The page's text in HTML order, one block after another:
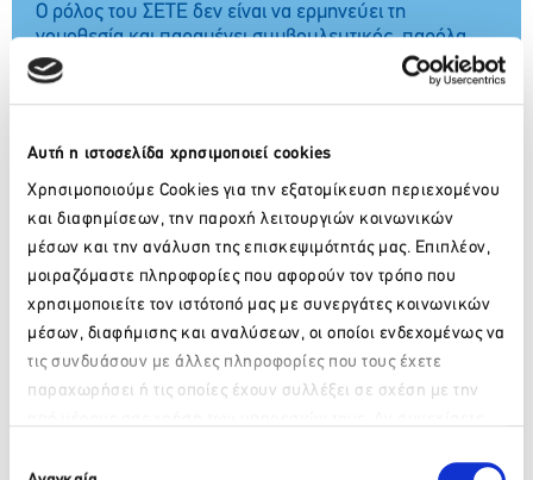
Αυτή η ιστοσελίδα χρησιμοποιεί cookies
Χρησιμοποιούμε Cookies για την εξατομίκευση περιεχομένου
και διαφημίσεων, την παροχή λειτουργιών κοινωνικών
μέσων και την ανάλυση της επισκεψιμότητάς μας. Επιπλέον,
μοιραζόμαστε πληροφορίες που αφορούν τον τρόπο που
χρησιμοποιείτε τον ιστότοπό μας με συνεργάτες κοινωνικών
μέσων, διαφήμισης και αναλύσεων, οι οποίοι ενδεχομένως να
τις συνδυάσουν με άλλες πληροφορίες που τους έχετε
παραχωρήσει ή τις οποίες έχουν συλλέξει σε σχέση με την
Ο ρόλος του ΣΕΤΕ δεν είναι να ερμηνεύει τη
νομοθεσία και παραμένει συμβουλευτικός, παρόλα
αυτά συγκεντρώνουμε από όλες τις διαθέσιμες πηγές
τη σχετική πληροφορία, την επεξεργαζόμαστε και
Θα επικαιροποιούμε* τακτικά το περιεχόμενο με
οτιδήποτε νεότερο, προκειμένου να διευκολύνουμε
επιχειρηματίες, εργαζομένους και ιδιώτες.
*τελευταία επικαιροποίηση 18.04.2022, στις 11.00
Για να δείτε τις Covid-19 ρυθμίσεις για το 2021,πατήστε
εδώ.
Για να δείτε τις Covid-19 ρυθμίσεις για το 2020, πατήστε
εδώ